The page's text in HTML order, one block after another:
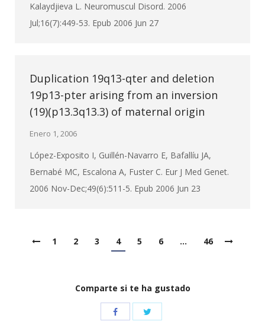
Kalaydjieva L. Neuromuscul Disord. 2006
Jul;16(7):449-53. Epub 2006 Jun 27
Duplication 19q13-qter and deletion
19p13-pter arising from an inversion
(19)(p13.3q13.3) of maternal origin
Enero 1, 2006
López-Exposito I, Guillén-Navarro E, Bafallíu JA,
Bernabé MC, Escalona A, Fuster C. Eur J Med Genet.
2006 Nov-Dec;49(6):511-5. Epub 2006 Jun 23
1 2 3 4 5 6 … 46
Comparte si te ha gustado